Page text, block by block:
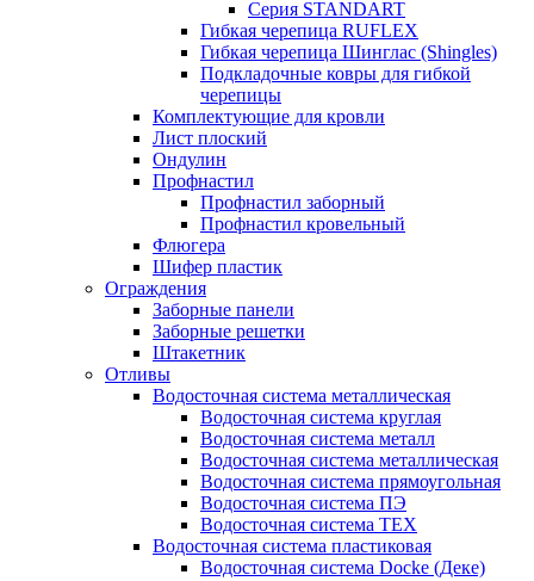
Серия STANDART
Гибкая черепица RUFLEX
Гибкая черепица Шинглас (Shingles)
Подкладочные ковры для гибкой
черепицы
Комплектующие для кровли
Лист плоский
Ондулин
Профнастил
Профнастил заборный
Профнастил кровельный
Флюгера
Шифер пластик
Ограждения
Заборные панели
Заборные решетки
Штакетник
Отливы
Водосточная система металлическая
Водосточная система круглая
Водосточная система металл
Водосточная система металлическая
Водосточная система прямоугольная
Водосточная система ПЭ
Водосточная система ТЕХ
Водосточная система пластиковая
Водосточная система Docke (Деке)